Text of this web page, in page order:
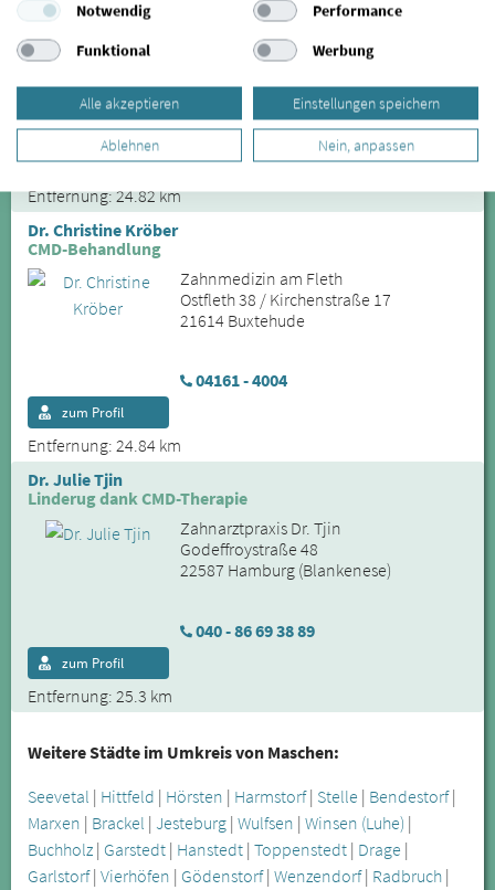
Zahnmedizin am Fleth
Kirchenstr. 17
04161 - 4004
Entfernung: 24.82 km
zum Profil
Dr. Christine Kröber
CMD-Behandlung
Zahnmedizin am Fleth
Ostfleth 38 / Kirchenstraße 17
21614 Buxtehude
04161 - 4004
Entfernung: 24.84 km
zum Profil
Dr. Julie Tjin
Linderug dank CMD-Therapie
Zahnarztpraxis Dr. Tjin
Godeffroystraße 48
22587 Hamburg (Blankenese)
040 - 86 69 38 89
Entfernung: 25.3 km
zum Profil
Weitere Städte im Umkreis von Maschen:
Seevetal | Hittfeld | Hörsten | Harmstorf| Stelle | Bendestorf|
Marxen | Brackel | Jesteburg | Wulfsen | Winsen (Luhe) |
Buchholz | Garstedt | Hanstedt | Toppenstedt | Drage |
Garlstorf| Vierhöfen | Gödenstorf| Wenzendorf| Radbruch |
Notwendig
Performance
Funktional
Werbung
Alle akzeptieren Einstellungen speichern
Ablehnen Nein, anpassen